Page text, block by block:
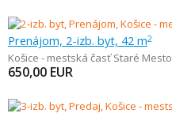
Prenájom, 2-izb. byt, 42 m2
Košice - mestská časť Staré Mesto
650,00 EUR